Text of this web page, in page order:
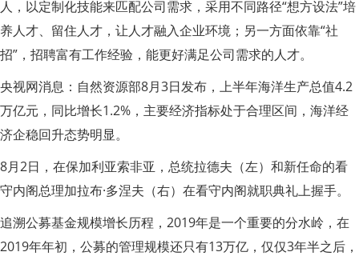
人，以定制化技能来匹配公司需求，采用不同路径“想方设法”培
养人才、留住人才，让人才融入企业环境；另一方面依靠“社
招”，招聘富有工作经验，能更好满足公司需求的人才。
央视网消息：自然资源部8月3日发布，上半年海洋生产总值4.2
万亿元，同比增长1.2%，主要经济指标处于合理区间，海洋经
济企稳回升态势明显。
8月2日，在保加利亚索非亚，总统拉德夫（左）和新任命的看
守内阁总理加拉布·多涅夫（右）在看守内阁就职典礼上握手。
追溯公募基金规模增长历程，2019年是一个重要的分水岭，在
2019年年初，公募的管理规模还只有13万亿，仅仅3年半之后，